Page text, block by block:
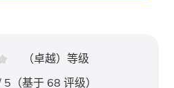
（卓越）等级
5（基于 68 评级）